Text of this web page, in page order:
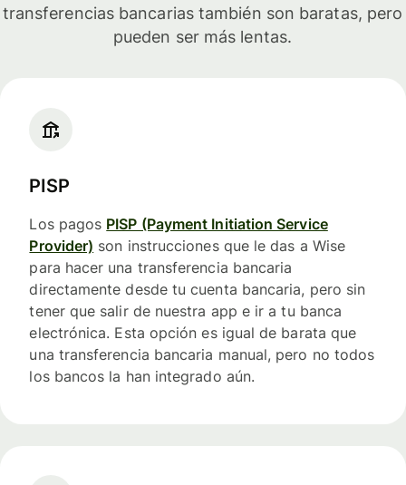
transferencias bancarias también son baratas, pero
pueden ser más lentas.
PISP
Los pagos PISP (Payment Initiation Service
Provider) son instrucciones que le das a Wise
para hacer una transferencia bancaria
directamente desde tu cuenta bancaria, pero sin
tener que salir de nuestra app e ir a tu banca
electrónica. Esta opción es igual de barata que
una transferencia bancaria manual, pero no todos
los bancos la han integrado aún.